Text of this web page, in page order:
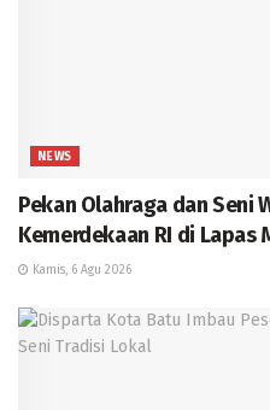
NEWS
Pekan Olahraga dan Seni
Kemerdekaan RI di Lapas
Kamis, 6 Agu 2026